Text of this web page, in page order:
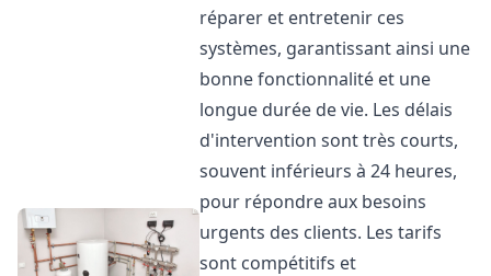
réparer et entretenir ces
systèmes, garantissant ainsi une
bonne fonctionnalité et une
longue durée de vie. Les délais
d'intervention sont très courts,
souvent inférieurs à 24 heures,
pour répondre aux besoins
urgents des clients. Les tarifs
sont compétitifs et